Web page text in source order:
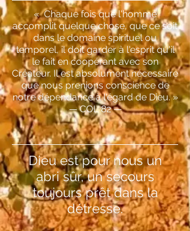
« Chaque fois que l'homme
accomplit quelque chose, que ce soit
dans le domaine spirituel ou
temporel, il doit garder à l'esprit qu'il
le fait en coopérant avec son
Créateur. Il est absolument nécessaire
que nous prenions conscience de
notre dépendance à l'égard de Dieu. »
— COL 82 —
Dieu est pour nous un
abri sûr, un secours
toujours prêt dans la
détresse.